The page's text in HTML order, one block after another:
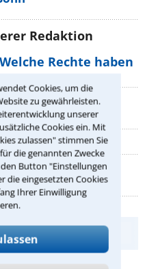
Cookies, um die
zu gewährleisten.
unserer
Cookies ein. Mit
zulassen" stimmen Sie
die genannten Zwecke
Button "Einstellungen
die eingesetzten Cookies
Ihrer Einwilligung
Redaktion
Rechte haben
Rechte
zahlen?
jeder
sollte